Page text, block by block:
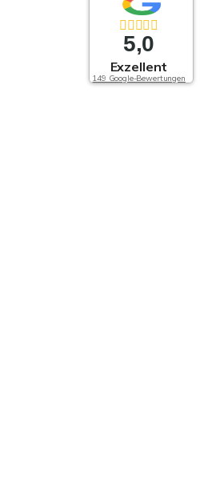
5,0
Exzellent
149 Google-Bewertungen